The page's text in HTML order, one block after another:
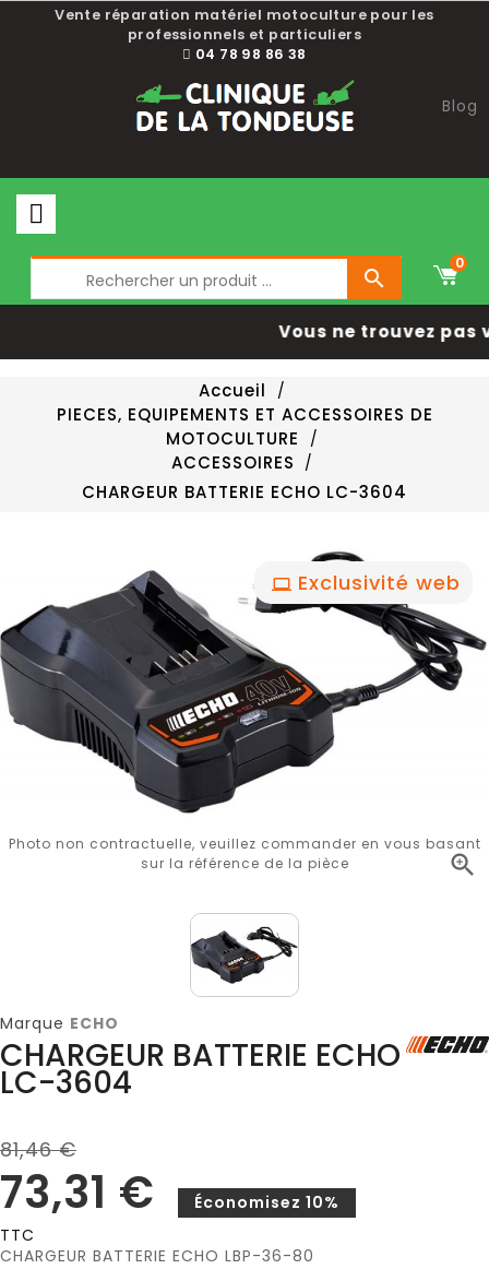
Vente réparation matériel motoculture pour les
professionnels et particuliers
04 78 98 86 38
Blog

0
Vous ne trouvez pas
Accueil
PIECES, EQUIPEMENTS ET ACCESSOIRES DE
MOTOCULTURE
ACCESSOIRES
CHARGEUR BATTERIE ECHO LC-3604
Exclusivité web

Photo non contractuelle, veuillez commander en vous basant
sur la référence de la pièce
Marque ECHO
CHARGEUR BATTERIE ECHO
LC-3604
81,46 €
73,31 €
Économisez 10%
TTC
CHARGEUR BATTERIE ECHO LBP-36-80